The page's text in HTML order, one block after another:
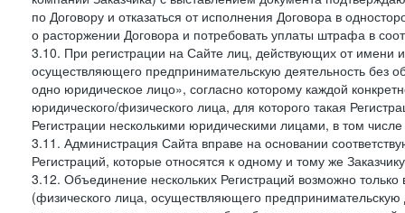
по Договору и отказаться от исполнения Договора в
о расторжении Договора и потребовать уплаты штрафа в
3.10. При регистрации на Сайте лиц, действующих от имени
осуществляющего предпринимательскую деятельность без
одно юридическое лицо», согласно которому каждой
юридического/физического лица, для которого такая
Регистрации несколькими юридическими лицами, в том
3.11. Администрация Сайта вправе на основании
Регистраций, которые относятся к одному и тому же
3.12. Объединение нескольких Регистраций возможно
(физического лица, осуществляющего